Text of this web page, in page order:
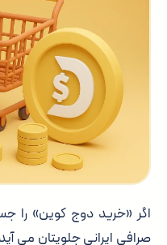
اگر «خرید دوج کوین» را
صرافی ایرانی جلویتان می